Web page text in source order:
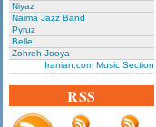
Niyaz
Naima Jazz Band
Pyruz
Belle
Zohreh Jooya
Iranian.com Music Section
RSS